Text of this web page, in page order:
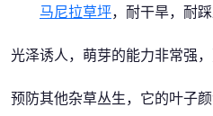
马尼拉草坪，耐干旱，耐
光泽诱人，萌芽的能力非常强
预防其他杂草丛生，它的叶子